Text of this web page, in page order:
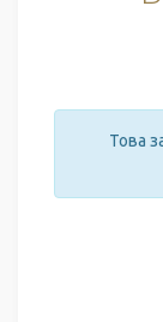
Това